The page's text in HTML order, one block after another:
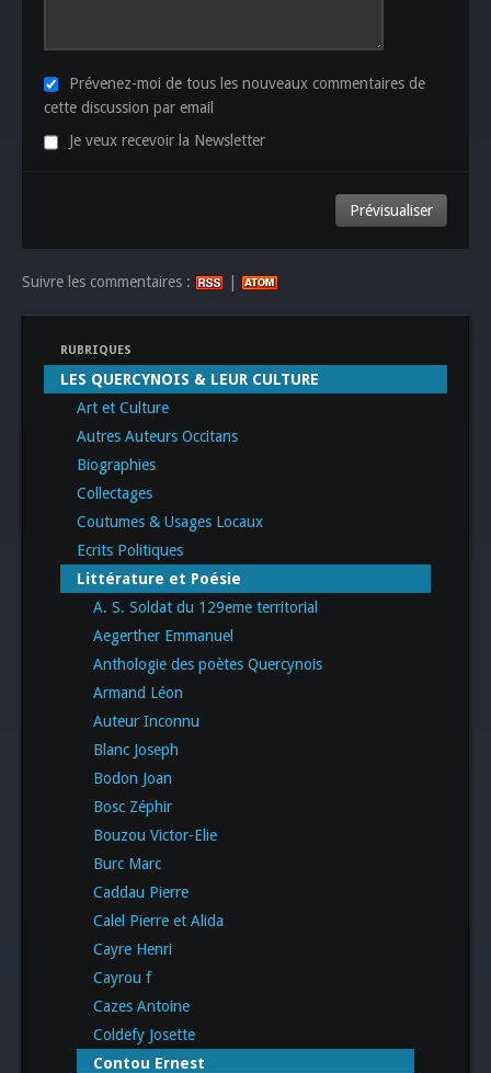
Prévenez-moi de tous les nouveaux commentaires de
cette discussion par email
Je veux recevoir la Newsletter
Suivre les commentaires : |
RUBRIQUES
LES QUERCYNOIS & LEUR CULTURE
Art et Culture
Autres Auteurs Occitans
Biographies
Collectages
Coutumes & Usages Locaux
Ecrits Politiques
Littérature et Poésie
A. S. Soldat du 129eme territorial
Aegerther Emmanuel
Anthologie des poètes Quercynois
Armand Léon
Auteur Inconnu
Blanc Joseph
Bodon Joan
Bosc Zéphir
Bouzou Victor-Elie
Burc Marc
Caddau Pierre
Calel Pierre et Alida
Cayre Henri
Cayrou f
Cazes Antoine
Coldefy Josette
Contou Ernest